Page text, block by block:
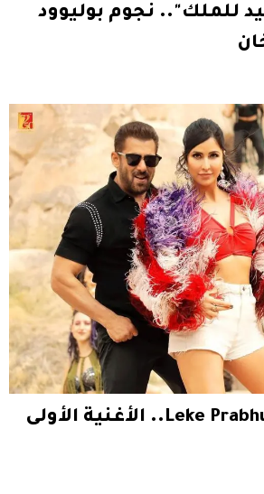
للملك".. نجوم بوليوود
طرح Leke Prabhu Ka Naam.. الأغنية الأولى